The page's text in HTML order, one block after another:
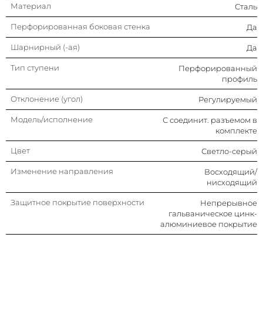
Защитное покрытие поверхности
Непрерывное
гальваническое цинк-
алюминиевое
покрытие
Материал Сталь
Перфорированная боковая стенка Да
Шарнирный (-ая) Да
Тип ступени
Перфорированный
профиль
Отклонение (угол) Регулируемый
Модель/исполнение
С соединит. разъемом в
комплекте
Цвет Светло-серый
Изменение направления
Восходящий/
нисходящий
Защитное покрытие поверхности
Непрерывное
гальваническое цинк-
алюминиевое покрытие